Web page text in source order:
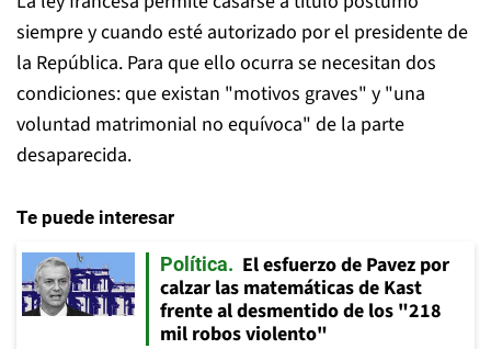
siempre y cuando esté autorizado por el presidente de
la República. Para que ello ocurra se necesitan dos
condiciones: que existan "motivos graves" y "una
voluntad matrimonial no equívoca" de la parte
desaparecida.
Te puede interesar
Política
El esfuerzo de Pavez por
calzar las matemáticas de Kast
frente al desmentido de los "218
mil robos violento"